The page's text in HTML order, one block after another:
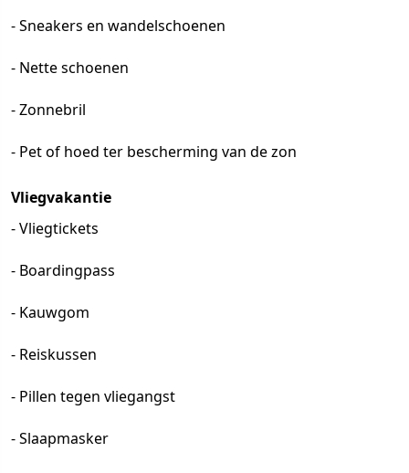
- Sneakers en wandelschoenen
- Nette schoenen
- Zonnebril
- Pet of hoed ter bescherming van de zon
Vliegvakantie
- Vliegtickets
- Boardingpass
- Kauwgom
- Reiskussen
- Pillen tegen vliegangst
- Slaapmasker